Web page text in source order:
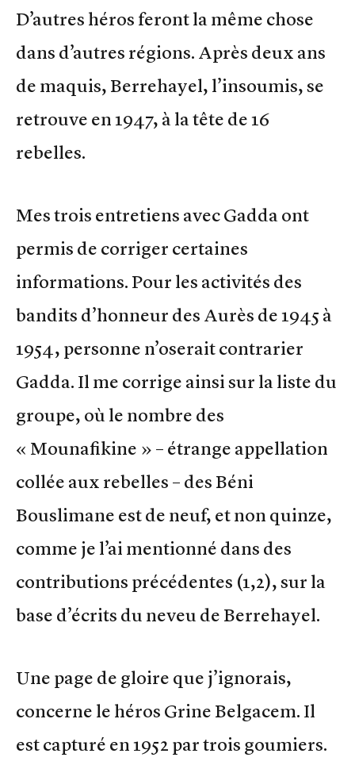
D’autres héros feront la même chose
dans d’autres régions. Après deux ans
de maquis, Berrehayel, l’insoumis, se
retrouve en 1947, à la tête de 16
rebelles.
Mes trois entretiens avec Gadda ont
permis de corriger certaines
informations. Pour les activités des
bandits d’honneur des Aurès de 1945 à
1954, personne n’oserait contrarier
Gadda. Il me corrige ainsi sur la liste du
groupe, où le nombre des
« Mounafikine » – étrange appellation
collée aux rebelles – des Béni
Bouslimane est de neuf, et non quinze,
comme je l’ai mentionné dans des
contributions précédentes (1,2), sur la
base d’écrits du neveu de Berrehayel.
Une page de gloire que j’ignorais,
concerne le héros Grine Belgacem. Il
est capturé en 1952 par trois goumiers.